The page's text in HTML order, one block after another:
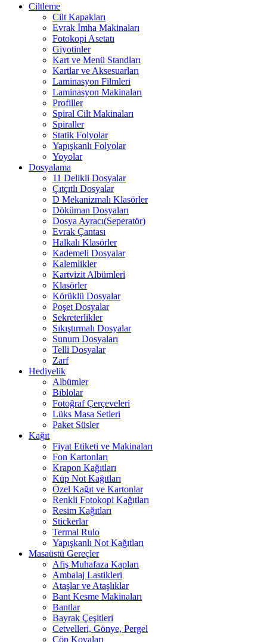
Ciltleme
Cilt Kapakları
Evrak İmha Makinaları
Fotokopi Asetatı
Giyotinler
Kart ve Menü Standları
Kartlar ve Aksesuarları
Laminasyon Filmleri
Laminasyon Makinaları
Profiller
Spiral Cilt Makinaları
Spiraller
Statik Folyolar
Yapışkanlı Folyolar
Yoyolar
Dosyalama
11 Delikli Dosyalar
Çıtçıtlı Dosyalar
D Mekanizmalı Klasörler
Döküman Dosyaları
Dosya Ayracı(Seperatör)
Evrak Çantası
Halkalı Klasörler
Kademeli Dosyalar
Kalemlikler
Kartvizit Albümleri
Klasörler
Körüklü Dosyalar
Poşet Dosyalar
Sekreterlikler
Sıkıştırmalı Dosyalar
Sunum Dosyaları
Telli Dosyalar
Zarf
Hediyelik
Albümler
Biblolar
Fotoğraf Çerçeveleri
Lüks Masa Setleri
Paket Süsler
Kağıt
Fiyat Etiketi ve Makinaları
Fon Kartonları
Krapon Kağıtları
Küp Not Kağıtları
Özel Kağıt ve Kartonlar
Renkli Fotokopi Kağıtları
Resim Kağıtları
Stickerlar
Termal Rulo
Yapışkanlı Not Kağıtları
Masaüstü Gereçler
Afiş Muhafaza Kapları
Ambalaj Lastikleri
Ataşlar ve Ataşlıklar
Bant Kesme Makinaları
Bantlar
Bayrak Çeşitleri
Cetvelleri, Gönye, Pergel
Çöp Kovaları